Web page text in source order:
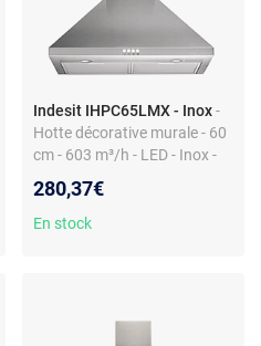
Indesit IHPC65LMX - Inox -
Hotte décorative murale - 60
cm - 603 m³/h - LED - Inox -
280,37€
En stock